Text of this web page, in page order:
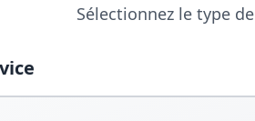
Sélectionnez le type